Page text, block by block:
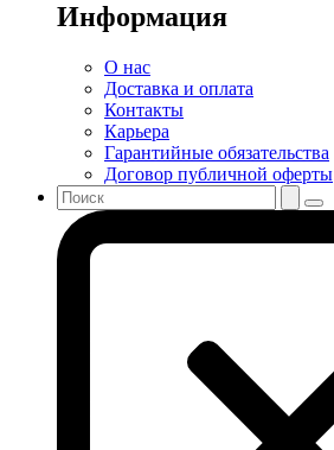
Информация
О нас
Доставка и оплата
Контакты
Карьера
Гарантийные обязательства
Договор публичной оферты